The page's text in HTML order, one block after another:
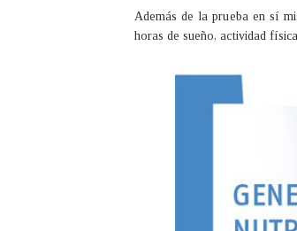
Además de la prueba en sí
horas de sueño, actividad